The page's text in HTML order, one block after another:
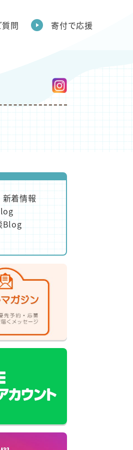
問 寄付で応援
着情報
Blog